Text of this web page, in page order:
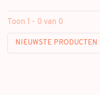
Toon 1 - 0 van 0
NIEUWSTE PRODUCTEN